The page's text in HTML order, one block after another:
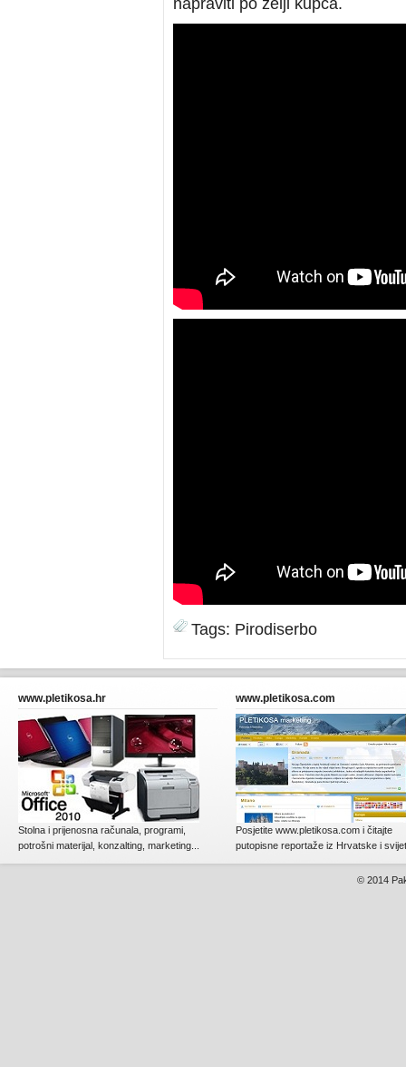
napraviti po želji kupca.
Tags: Pirodiserbo
www.pletikosa.hr
Stolna i prijenosna računala, programi,
potrošni materijal, konzalting, marketing...
www.pletikosa.com
Posjetite www.pletikosa.com i čitajte
putopisne reportaže iz Hrvatske i
© 2014